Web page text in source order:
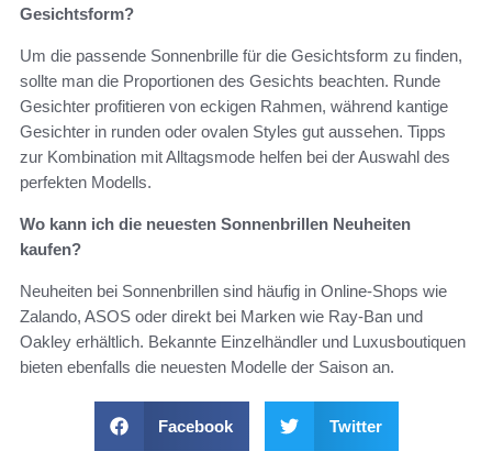
Gesichtsform?
Um die passende Sonnenbrille für die Gesichtsform zu finden,
sollte man die Proportionen des Gesichts beachten. Runde
Gesichter profitieren von eckigen Rahmen, während kantige
Gesichter in runden oder ovalen Styles gut aussehen. Tipps
zur Kombination mit Alltagsmode helfen bei der Auswahl des
perfekten Modells.
Wo kann ich die neuesten Sonnenbrillen Neuheiten
kaufen?
Neuheiten bei Sonnenbrillen sind häufig in Online-Shops wie
Zalando, ASOS oder direkt bei Marken wie Ray-Ban und
Oakley erhältlich. Bekannte Einzelhändler und Luxusboutiquen
bieten ebenfalls die neuesten Modelle der Saison an.
Facebook Twitter